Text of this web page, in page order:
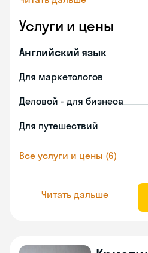
Услуги и цены
Английский язык
Для маркетологов
Деловой - для бизнеса
Для путешествий
Все услуги и цены (6)
Читать дальше